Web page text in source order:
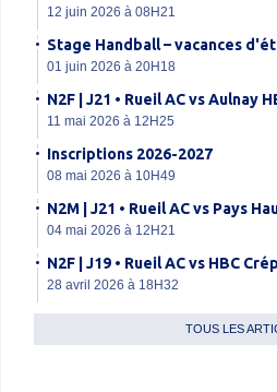
12 juin 2026 à 08H21
Stage Handball – vacances
01 juin 2026 à 20H18
N2F | J21 • Rueil AC vs Aulnay
11 mai 2026 à 12H25
Inscriptions 2026-2027
08 mai 2026 à 10H49
N2M | J21 • Rueil AC vs Pays
04 mai 2026 à 12H21
N2F | J19 • Rueil AC vs HBC
28 avril 2026 à 18H32
TOUS LES